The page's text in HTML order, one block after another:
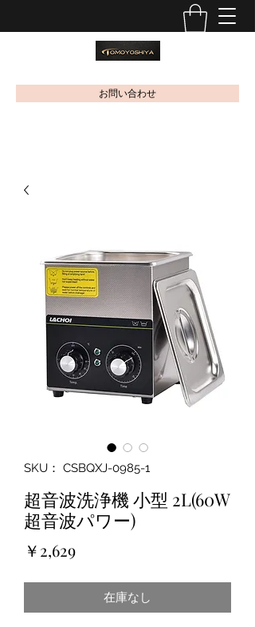
お問い合わせ
SKU： CSBQXJ-0985-1
超音波洗浄機 小型 2L(60W
超音波パワー)
￥2,629価
在庫なし